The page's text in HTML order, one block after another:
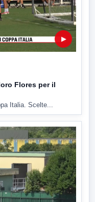
▶
Flores per il
Italia. Scelte...